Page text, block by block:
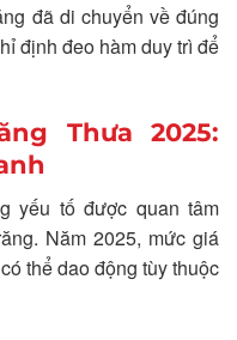
đã di chuyển về đúng
định đeo hàm duy trì để
Thưa 2025:
yếu tố được quan tâm
Năm 2025, mức giá
thể dao động tùy thuộc